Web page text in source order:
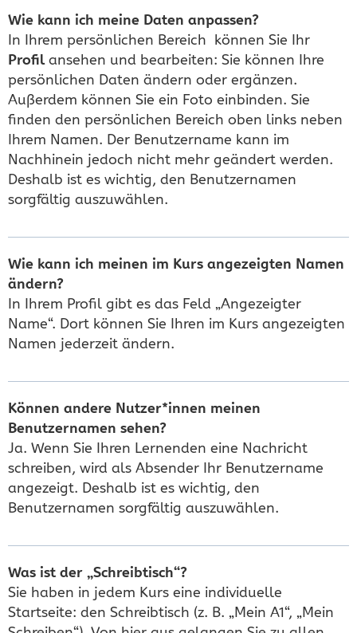
Wie kann ich meine Daten anpassen?
In Ihrem persönlichen Bereich können Sie Ihr
Profilansehen und bearbeiten: Sie können Ihre
persönlichen Daten ändern oder ergänzen.
Außerdem können Sie ein Foto einbinden. Sie
finden den persönlichen Bereich oben links neben
Ihrem Namen. Der Benutzername kann im
Nachhinein jedoch nicht mehr geändert werden.
Deshalb ist es wichtig, den Benutzernamen
sorgfältig auszuwählen.
Wie kann ich meinen im Kurs angezeigten Namen
ändern?
In Ihrem Profil gibt es das Feld „Angezeigter
Name“. Dort können Sie Ihren im Kurs angezeigten
Namen jederzeit ändern.
Können andere Nutzer*innen meinen
Benutzernamen sehen?
Ja. Wenn Sie Ihren Lernenden eine Nachricht
schreiben, wird als Absender Ihr Benutzername
angezeigt. Deshalb ist es wichtig, den
Benutzernamen sorgfältig auszuwählen.
Was ist der „Schreibtisch“?
Sie haben in jedem Kurs eine individuelle
Startseite: den Schreibtisch (z. B. „Mein A1“, „Mein